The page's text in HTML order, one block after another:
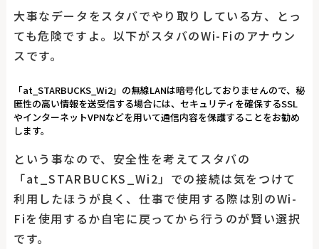
大事なデータをスタバでやり取りしている方、とっ
ても危険ですよ。以下がスタバのWi-Fiのアナウン
スです。
「at_STARBUCKS_Wi2」の無線LANは暗号化しておりませんので、秘
匿性の高い情報を送受信する場合には、セキュリティを確保するSSL
やインターネットVPNなどを用いて通信内容を保護することをお勧め
します。
という事なので、安全性を考えてスタバの
「at_STARBUCKS_Wi2」での接続は気をつけて
利用したほうが良く、仕事で使用する際は別のWi-
Fiを使用するか自宅に戻ってから行うのが賢い選択
です。